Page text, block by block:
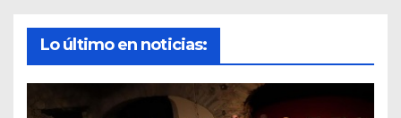
Lo último en noticias: